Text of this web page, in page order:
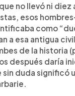
no llevó ni diez
esos
como
a esa antigua
de la historia
después daría
sin duda significó